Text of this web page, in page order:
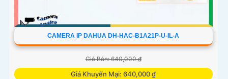
CAMERA IP DAHUA DH-HAC-B1A21P-U-IL-A
Giá Bán: 640,000 ₫
Giá Khuyến Mại: 640,000 ₫